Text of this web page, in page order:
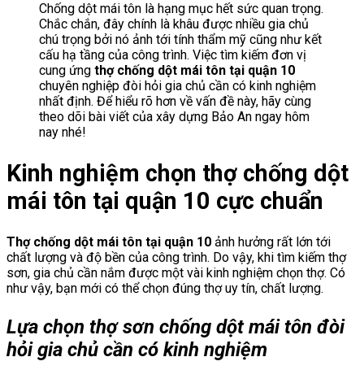
Chống dột mái tôn là hạng mục hết sức quan trọng.
Chắc chắn, đây chính là khâu được nhiều gia chủ
chú trọng bởi nó ảnh tới tính thẩm mỹ cũng như kết
cấu hạ tầng của công trình. Việc tìm kiếm đơn vị
cung ứng thợ chống dột mái tôn tại quận 10
chuyên nghiệp đòi hỏi gia chủ cần có kinh nghiệm
nhất định. Để hiểu rõ hơn về vấn đề này, hãy cùng
theo dõi bài viết của xây dựng Bảo An ngay hôm
nay nhé!
Kinh nghiệm chọn thợ chống dột
mái tôn tại quận 10 cực chuẩn
Thợ chống dột mái tôn tại quận 10 ảnh hưởng rất lớn tới
chất lượng và độ bền của công trình. Do vậy, khi tìm kiếm thợ
sơn, gia chủ cần nắm được một vài kinh nghiệm chọn thợ. Có
như vậy, bạn mới có thể chọn đúng thợ uy tín, chất lượng.
Lựa chọn thợ sơn chống dột mái tôn đòi
hỏi gia chủ cần có kinh nghiệm